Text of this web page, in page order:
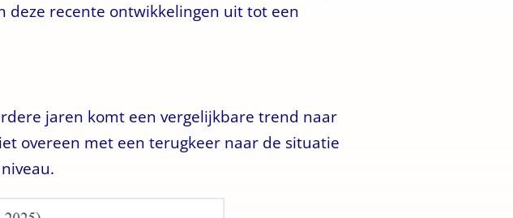
deze recente ontwikkelingen uit tot een
jaren komt een vergelijkbare trend naar
overeen met een terugkeer naar de situatie